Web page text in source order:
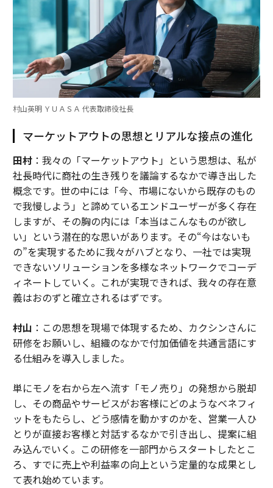
村山英明 ＹＵＡＳＡ 代表取締役社長
マーケットアウトの思想とリアルな接点の進化
田村：我々の「マーケットアウト」という思想は、私が
社長時代に商社の生き残りを議論するなかで導き出した
概念です。世の中には「今、市場にないから既存のもの
で我慢しよう」と諦めているエンドユーザーが多く存在
しますが、その胸の内には「本当はこんなものが欲し
い」という潜在的な思いがあります。その“今はないも
の”を実現するために我々がハブとなり、一社では実現
できないソリューションを多様なネットワークでコーデ
ィネートしていく。これが実現できれば、我々の存在意
義はおのずと確立されるはずです。
村山 ：この思想を現場で体現するため、カクシンさんに
研修をお願いし、組織のなかで付加価値を共通言語にす
る仕組みを導入しました。
単にモノを右から左へ流す「モノ売り」の発想から脱却
し、その商品やサービスがお客様にどのようなベネフィ
ットをもたらし、どう感情を動かすのかを、営業一人ひ
とりが直接お客様と対話するなかで引き出し、提案に組
み込んでいく。この研修を一部門からスタートしたとこ
ろ、すでに売上や利益率の向上という定量的な成果とし
て表れ始めています。